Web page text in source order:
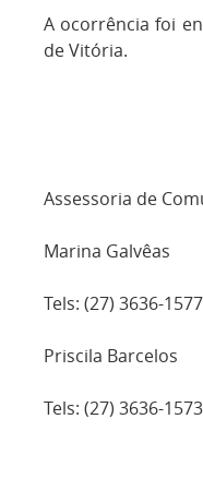
A ocorrência foi
de Vitória.
Assessoria de
Marina Galvêas
Tels: (27) 3636-
Priscila Barcelos
Tels: (27) 3636-